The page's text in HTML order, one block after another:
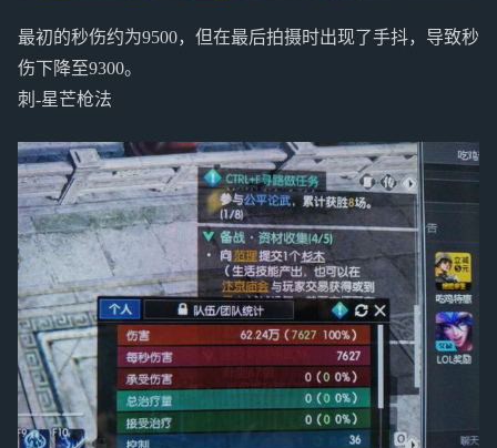
最初的秒伤约为9500，但在最后拍摄时出现了手抖，导致秒
伤下降至9300。
刺-星芒枪法